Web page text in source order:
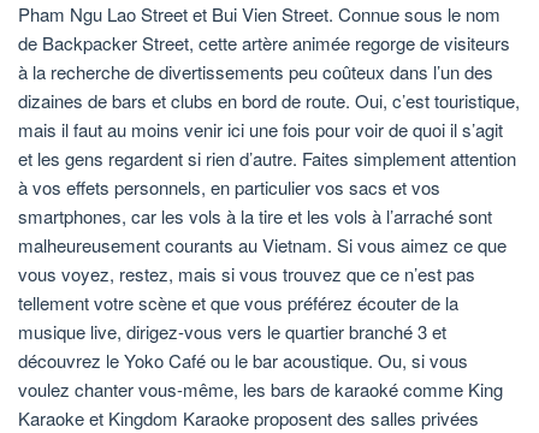
Pham Ngu Lao Street et Bui Vien Street. Connue sous le nom
de Backpacker Street, cette artère animée regorge de visiteurs
à la recherche de divertissements peu coûteux dans l’un des
dizaines de bars et clubs en bord de route. Oui, c’est touristique,
mais il faut au moins venir ici une fois pour voir de quoi il s’agit
et les gens regardent si rien d’autre. Faites simplement attention
à vos effets personnels, en particulier vos sacs et vos
smartphones, car les vols à la tire et les vols à l’arraché sont
malheureusement courants au Vietnam. Si vous aimez ce que
vous voyez, restez, mais si vous trouvez que ce n’est pas
tellement votre scène et que vous préférez écouter de la
musique live, dirigez-vous vers le quartier branché 3 et
découvrez le Yoko Café ou le bar acoustique. Ou, si vous
voulez chanter vous-même, les bars de karaoké comme King
Karaoke et Kingdom Karaoke proposent des salles privées